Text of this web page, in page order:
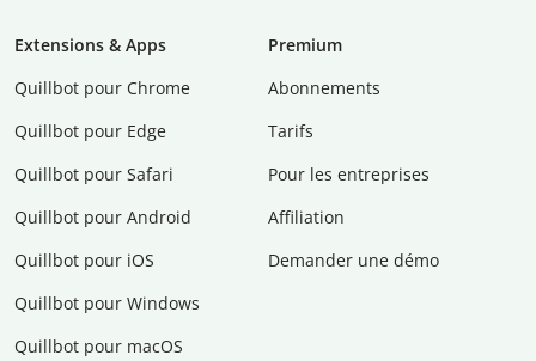
Extensions & Apps
Quillbot pour Chrome
Quillbot pour Edge
Quillbot pour Safari
Quillbot pour Android
Quillbot pour iOS
Quillbot pour Windows
Quillbot pour macOS
Premium
Abonnements
Tarifs
Pour les entreprises
Affiliation
Demander une démo